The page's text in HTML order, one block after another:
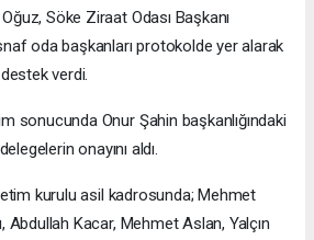
Söke Ziraat Odası Başkanı
oda başkanları protokolde yer alarak
verdi.
sonucunda Onur Şahin başkanlığındaki
onayını aldı.
kurulu asil kadrosunda; Mehmet
Abdullah Kacar, Mehmet Aslan, Yalçın